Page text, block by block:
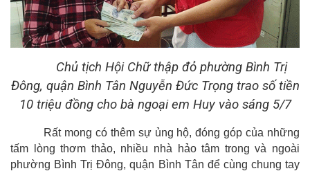
Chủ tịch Hội Chữ thập đỏ phường Bình Trị
Đông, quận Bình Tân Nguyễn Đức Trọng trao số tiền
10 triệu đồng cho bà ngoại em Huy vào sáng 5/7
Rất mong có thêm sự ủng hộ, đóng góp của những
tấm lòng thơm thảo, nhiều nhà hảo tâm trong và ngoài
phường Bình Trị Đông, quận Bình Tân để cùng chung tay